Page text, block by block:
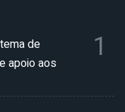
de
apoio aos
1